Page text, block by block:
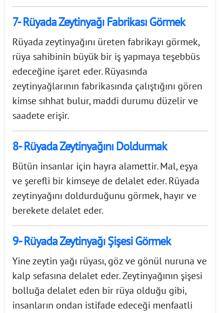
7- Rüyada Zeytinyağı Fabrikası Görmek
Rüyada zeytinyağını üreten fabrikayı görmek,
rüya sahibinin büyük bir iş yapmaya teşebbüs
edeceğine işaret eder. Rüyasında
zeytinyağlarının fabrikasında çalıştığını gören
kimse sıhhat bulur, maddi durumu düzelir ve
saadete erişir.
8- Rüyada Zeytinyağını Doldurmak
Bütün insanlar için hayra alamettir. Mal, eşya
ve şerefli bir kimseye de delalet eder. Rüyada
zeytinyağını doldurduğunu görmek, hayır ve
berekete delalet eder.
9- Rüyada Zeytinyağı Şişesi Görmek
Yine zeytin yağı rüyası, göz ve gönül nuruna ve
kalp sefasına delalet eder. Zeytinyağının şişesi
bolluğa delalet eden bir rüya olduğu gibi,
insanların ondan istifade edeceği menfaatli